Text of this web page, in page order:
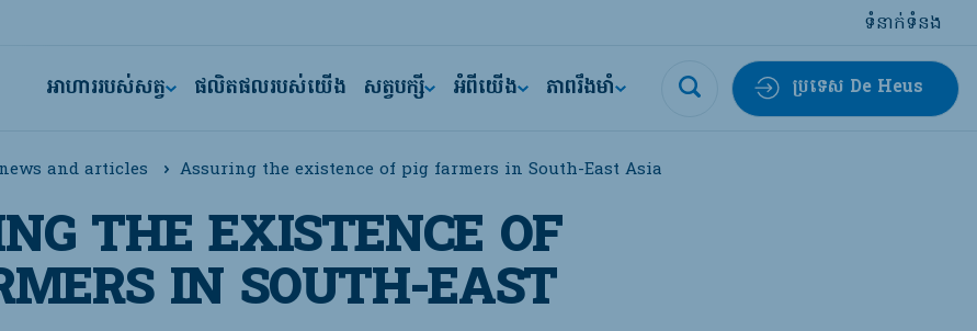
ទំនាក់ទំនង
អាហាររបស់សត្វ ផលិតផលរបស់យើង សត្វបក្សី អំពីយើង ភាពរឹងមាំ ប្រទេស De Heus
and articles Assuring the existence of pig farmers in South-East Asia
THE EXISTENCE OF
IN SOUTH-EAST